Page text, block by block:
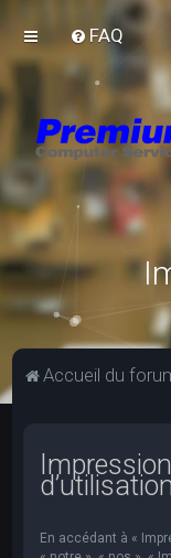
FAQ
Accueil du
d’utilisation
En accédant à «